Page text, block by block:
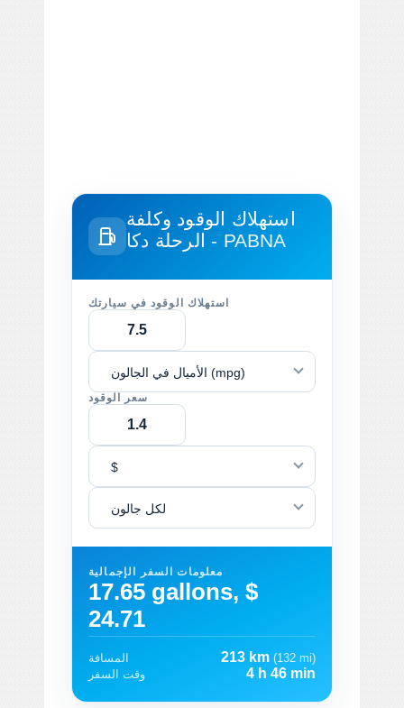
استهلاك الوقود وكلفة
الرحلة دكا - PABNA
استهلاك الوقود في سيارتك
الأميال في الجالون (mpg)
سعر الوقود
$
لكل جالون
معلومات السفر الإجمالية
17.65 gallons, $
24.71
المسافة 213 km (132 mi)
وقت السفر
4 h 46 min